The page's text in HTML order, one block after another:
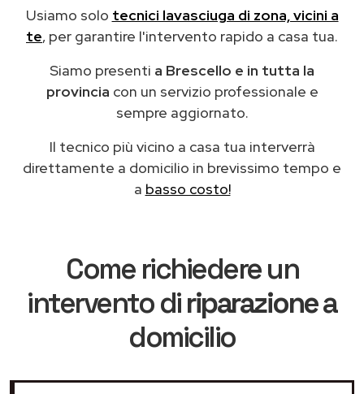
Usiamo solo tecnici lavasciuga di zona, vicini a
te, per garantire l'intervento rapido a casa tua.
Siamo presenti a Brescello e in tutta la
provincia con un servizio professionale e
sempre aggiornato.
Il tecnico più vicino a casa tua interverrà
direttamente a domicilio in brevissimo tempo e
a basso costo!
Come richiedere un
intervento diriparazionea
domicilio